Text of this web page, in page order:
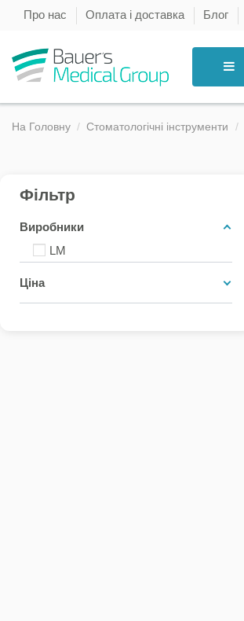
Про нас Оплата і доставка Блог
На Головну Стоматологічні інструменти
Фільтр
Виробники
LM
Ціна